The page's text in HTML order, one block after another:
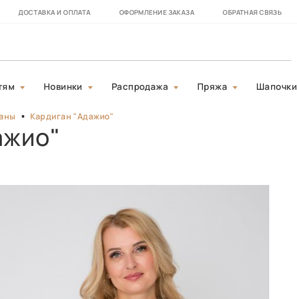
ДОСТАВКА И ОПЛАТА ОФОРМЛЕНИЕ ЗАКАЗА ОБРАТНАЯ СВЯЗЬ
Новинки Распродажа Пряжа Шапочки
Кардиган "Адажио"